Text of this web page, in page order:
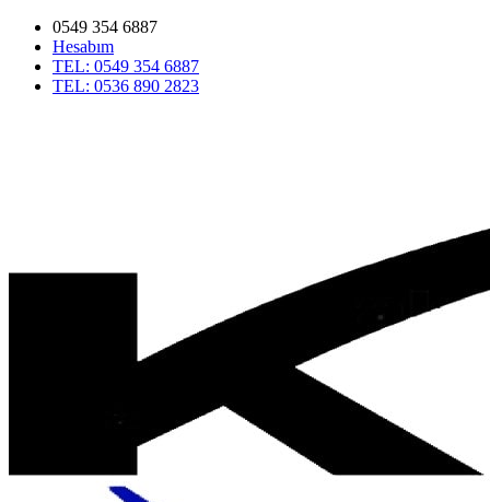
0549 354 6887
Hesabım
TEL: 0549 354 6887
TEL: 0536 890 2823